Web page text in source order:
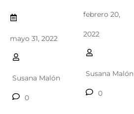
mayo 31, 2022
Susana Malón
0
febrero 20,
2022
Susana Malón
0